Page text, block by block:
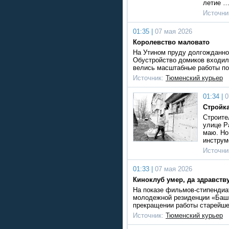
летие …
01:35 |
07 мая 2026
Королевство маловато
На Утином пруду
Обустройство домиков
велись масштабные работы
Источник: Тюменский курьер
01:34 |
улице
маю. Но
01:33 |
07 мая 2026
Киноклуб умер, да
На показе фильмов-
молодежной резиденции
прекращении работы
Источник: Тюменский курьер